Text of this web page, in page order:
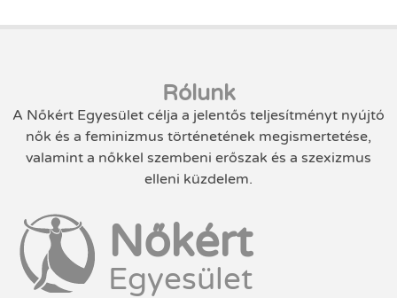
Rólunk
A Nőkért Egyesület célja a jelentős teljesítményt nyújtó
nők és a feminizmus történetének megismertetése,
valamint a nőkkel szembeni erőszak és a szexizmus
elleni küzdelem.
Nőkért
Egyesület